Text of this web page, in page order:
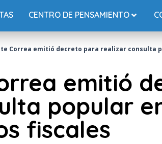
CENTRO DE PENSAMIENTO
Correa emitió decreto para realizar consulta
emitió
popular
fiscales